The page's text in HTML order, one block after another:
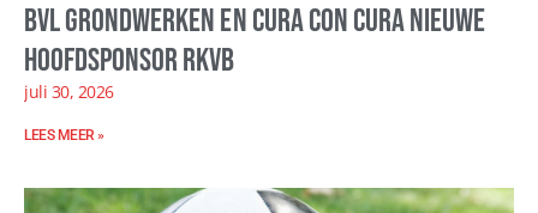
BVL Grondwerken en Cura con Cura nieuwe
hoofdsponsor RKVB
juli 30, 2026
LEES MEER »